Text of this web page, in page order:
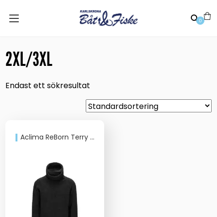
0
2XL/3XL
Endast ett sökresultat
Aclima ReBorn Terry Pullover U